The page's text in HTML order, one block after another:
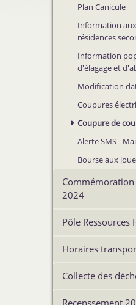
Plan Canicule
Information
résidences
Information
d'élagage et
Modification
Coupures
Coupure de
Alerte SMS -
Bourse aux
2024
Pôle Ressources
Horaires
Collecte des